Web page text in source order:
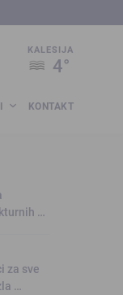
KALESIJA
4°
KONTAKT
…
za sve
…